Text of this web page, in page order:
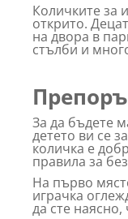
Количките за
открито.
на двора в
стълби и
За да бъдете
детето ви се
количка е
правила за
На първо
играчка
да сте наясно,